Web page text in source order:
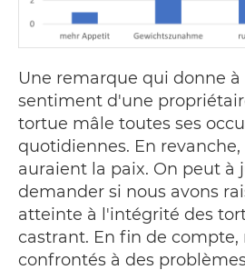
Une remarque qui donne
sentiment d'une
tortue mâle toutes ses
quotidiennes. En
auraient la paix. On peut à
demander si nous avons
atteinte à l'intégrité des
castrant. En fin de compte,
confrontés à des